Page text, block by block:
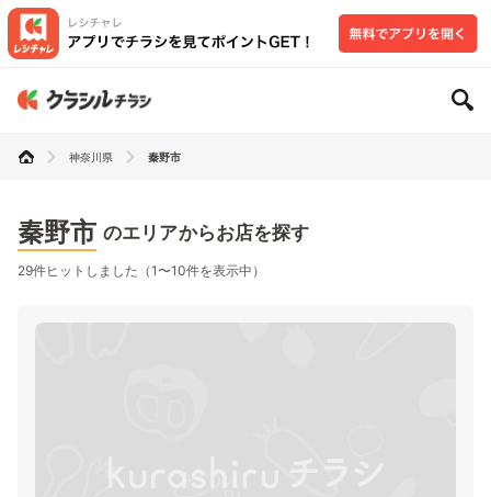
神奈川県 秦野市
秦野市 のエリアからお店を探す
29件ヒットしました（1〜10件を表示中）